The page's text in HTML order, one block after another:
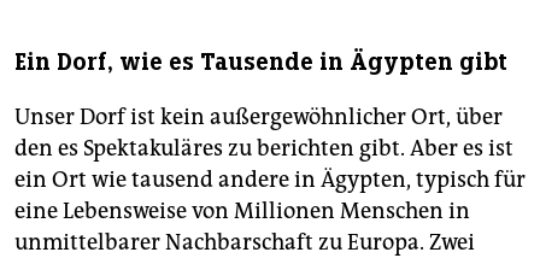
Ein Dorf, wie es Tausende in Ägypten gibt
Unser Dorf ist kein außergewöhnlicher Ort, über
den es Spektakuläres zu berichten gibt. Aber es ist
ein Ort wie tausend andere in Ägypten, typisch für
eine Lebensweise von Millionen Menschen in
unmittelbarer Nachbarschaft zu Europa. Zwei